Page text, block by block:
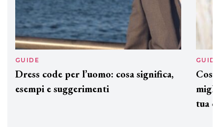
GUIDE
Dress code per l’uomo: cosa significa,
esempi e suggerimenti
GUIDE
tua